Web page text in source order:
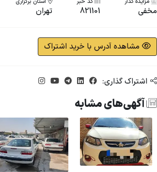
مخفی 821101 تهران
مشاهده آدرس با خرید اشتراک
اشتراک گذاری:
آگهی‌های مشابه